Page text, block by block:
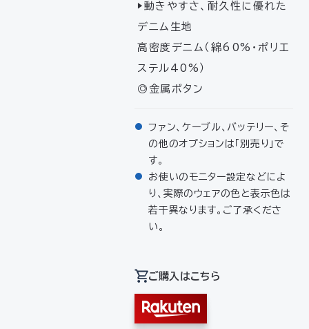
▶動きやすさ、耐久性に優れた
デニム生地
高密度デニム（綿60%･ポリエ
ステル40%）
◎金属ボタン
ファン、ケーブル、バッテリー、そ
の他のオプションは「別売り」で
す。
お使いのモニター設定などによ
り、実際のウェアの色と表示色は
若干異なります。ご了承くださ
い。
ご購入はこちら